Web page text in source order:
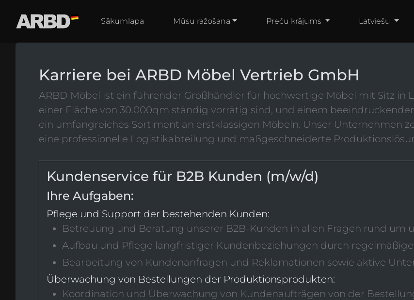
Sākumlapa Mūsu ražošana Preču krājums Latviešu
Karriere bei ARBD Möbel Vertrieb GmbH
ARBD Möbel ist ein führender Großhändler für hochwertige Möbel mit Sitz in
einer Fläche von 30.000qm ständig vorrätig sind, und einem
ein umfangreiches Sortiment an erstklassigen Möbeln. Unser Unternehmen
eine professionelle Logistikabteilung und maßgeschneiderte
Kundenservice für B2B Kunden (m/w/d)
Ihre Aufgaben:
Pflege und Support der bestehenden Kunden:
Betreuung und Beratung unserer B2B-Kunden in allen Fragen rund um
Aufbau und Pflege langfristiger Kundenbeziehungen durch
Bearbeitung von Kundenanfragen und Reklamationen sowie aktive
Überwachung von Bestellungen der Produktionsprodukten:
Koordination und Überwachung von Kundenaufträgen von der